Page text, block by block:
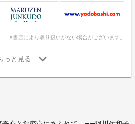
※書店により取り扱いがない場合がございます。